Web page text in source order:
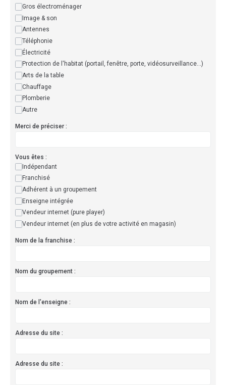
Gros électroménager
Image & son
Antennes
Téléphonie
Électricité
Protection de l'habitat (portail, fenêtre, porte, vidéosurveillance...)
Arts de la table
Chauffage
Plomberie
Autre
Merci de préciser :
Vous êtes :
Indépendant
Franchisé
Adhérent à un groupement
Enseigne intégrée
Vendeur internet (pure player)
Vendeur internet (en plus de votre activité en magasin)
Nom de la franchise :
Nom du groupement :
Nom de l'enseigne :
Adresse du site :
Adresse du site :